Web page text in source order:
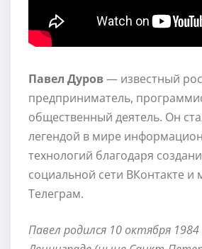
Павел Дуров— известный
предприниматель,
общественный деятель. Он
легендой в мире
технологий благодаря
социальной сети ВКонтакте и
Телеграм.
Павел родился 10 октября 1984